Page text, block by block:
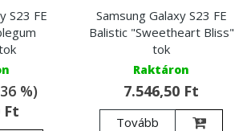
S23 FE
%)
Ft
Samsung Galaxy S23 FE
Balistic "Sweetheart Bliss"
tok
Raktáron
7.546,50 Ft
Tovább